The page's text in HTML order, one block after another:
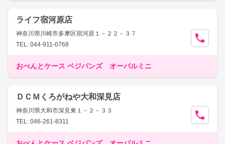
ライフ宿河原店
神奈川県川崎市多摩区宿河原１－２２－３７
TEL: 044-911-0768
おべんとケース ベジパンズ オーバルミニ
ＤＣＭくろがねや大和深見店
神奈川県大和市深見東１－２－３３
TEL: 046-261-8311